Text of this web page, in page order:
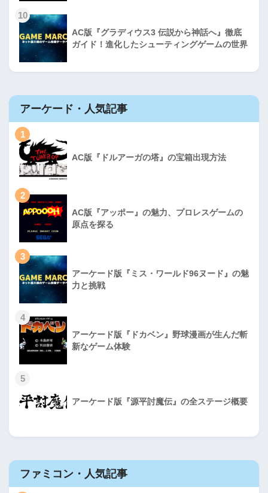
10
AC版『グラディウス3 伝説から神話へ』徹底
ガイド！進化したシューティングゲームの世界
アーケード・人気記事
1
AC版『ドルアーガの塔』の宝箱出現方法
2
AC版『アッポー』の魅力、プロレスゲームの
原点を探る
3
アーケード版『ミス・ワールド96ヌード』の魅
力と挑戦
4
アーケード版『ドカベン』野球漫画が生んだ斬
新なゲーム体験
5
アーケード版『源平討魔伝』の全ステージ概要
ファミコン・人気記事